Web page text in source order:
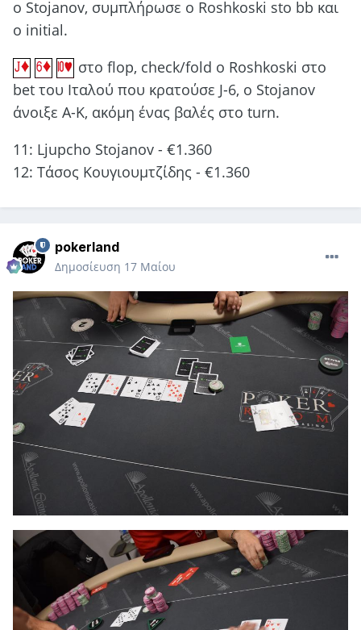
o Stojanov, συμπλήρωσε ο Roshkoski sto bb και
ο initial.
στο flop, check/fold o Roshkoski στο
bet του Ιταλού που κρατούσε J-6, o Stojanov
άνοιξε Α-Κ, ακόμη ένας βαλές στο turn.
11: Ljupcho Stojanov - €1.360
12: Τάσος Κουγιουμτζίδης - €1.360
pokerland
Δημοσίευση 17 Μαίου